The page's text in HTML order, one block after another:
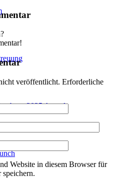
2025 Award
veröffentlicht. Erforderliche
Website in diesem Browser für
speichern.